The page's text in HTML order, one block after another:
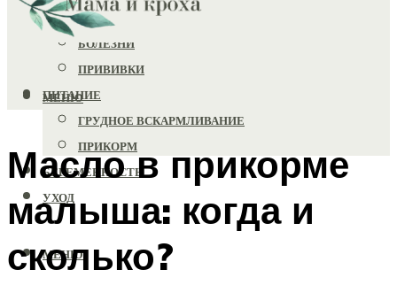
ЗДОРОВЬЕ
БОЛЕЗНИ
ПРИВИВКИ
ПИТАНИЕ
ГРУДНОЕ ВСКАРМЛИВАНИЕ
ПРИКОРМ
БЕРЕМЕННОСТЬ
УХОД
МЕНЮ
МЕНЮ
Масло в прикорме
малыша: когда и
сколько?